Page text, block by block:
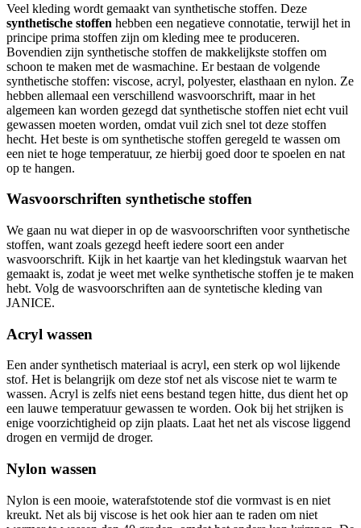
Veel kleding wordt gemaakt van synthetische stoffen. Deze
synthetische stoffen hebben een negatieve connotatie, terwijl het in
principe prima stoffen zijn om kleding mee te produceren.
Bovendien zijn synthetische stoffen de makkelijkste stoffen om
schoon te maken met de wasmachine. Er bestaan de volgende
synthetische stoffen: viscose, acryl, polyester, elasthaan en nylon. Ze
hebben allemaal een verschillend wasvoorschrift, maar in het
algemeen kan worden gezegd dat synthetische stoffen niet echt vuil
gewassen moeten worden, omdat vuil zich snel tot deze stoffen
hecht. Het beste is om synthetische stoffen geregeld te wassen om
een niet te hoge temperatuur, ze hierbij goed door te spoelen en nat
op te hangen.
Wasvoorschriften synthetische stoffen
We gaan nu wat dieper in op de wasvoorschriften voor synthetische
stoffen, want zoals gezegd heeft iedere soort een ander
wasvoorschrift. Kijk in het kaartje van het kledingstuk waarvan het
gemaakt is, zodat je weet met welke synthetische stoffen je te maken
hebt. Volg de wasvoorschriften aan de syntetische kleding van
JANICE.
Acryl wassen
Een ander synthetisch materiaal is acryl, een sterk op wol lijkende
stof. Het is belangrijk om deze stof net als viscose niet te warm te
wassen. Acryl is zelfs niet eens bestand tegen hitte, dus dient het op
een lauwe temperatuur gewassen te worden. Ook bij het strijken is
enige voorzichtigheid op zijn plaats. Laat het net als viscose liggend
drogen en vermijd de droger.
Nylon wassen
Nylon is een mooie, waterafstotende stof die vormvast is en niet
kreukt. Net als bij viscose is het ook hier aan te raden om niet